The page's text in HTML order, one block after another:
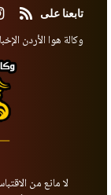
تابعنا على
وكالة هوا الأردن
لا مانع من